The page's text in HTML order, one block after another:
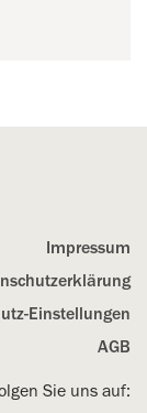
Impressum
Einstellungen
AGB
Sie uns auf: